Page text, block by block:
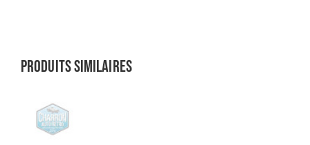
Produits similaires